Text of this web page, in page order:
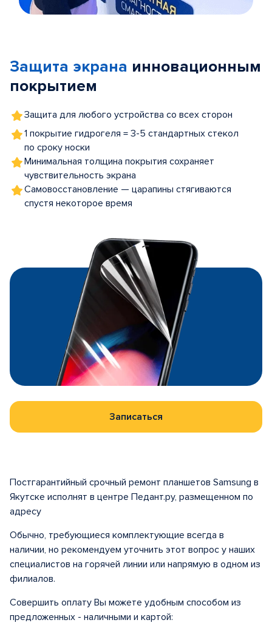
5
Защита экрана инновационным
покрытием
Защита для любого устройства со всех сторон
1 покрытие гидрогеля = 3-5 стандартных стекол
по сроку носки
Минимальная толщина покрытия сохраняет
чувствительность экрана
Самовосстановление — царапины стягиваются
спустя некоторое время
Записаться
Постгарантийный срочный ремонт планшетов Samsung в
Якутске исполнят в центре Педант.ру, размещенном по
адресу
Обычно, требующиеся комплектующие всегда в
наличии, но рекомендуем уточнить этот вопрос у наших
специалистов на горячей линии или напрямую в одном из
филиалов.
Совершить оплату Вы можете удобным способом из
предложенных - наличными и картой: